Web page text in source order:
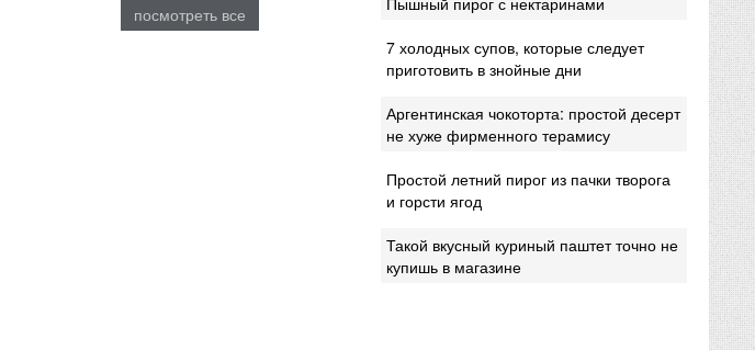
посмотреть все
7 холодных супов, которые следует
приготовить в знойные дни
Аргентинская чокоторта: простой десерт
не хуже фирменного терамису
Простой летний пирог из пачки творога
и горсти ягод
Такой вкусный куриный паштет точно не
купишь в магазине